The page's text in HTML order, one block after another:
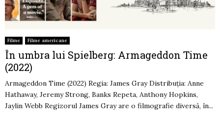
Filme Filme americane
În umbra lui Spielberg: Armageddon Time
(2022)
Armageddon Time (2022) Regia: James Gray Distribuția: Anne
Hathaway, Jeremy Strong, Banks Repeta, Anthony Hopkins,
Jaylin Webb Regizorul James Gray are o filmografie diversă, în...